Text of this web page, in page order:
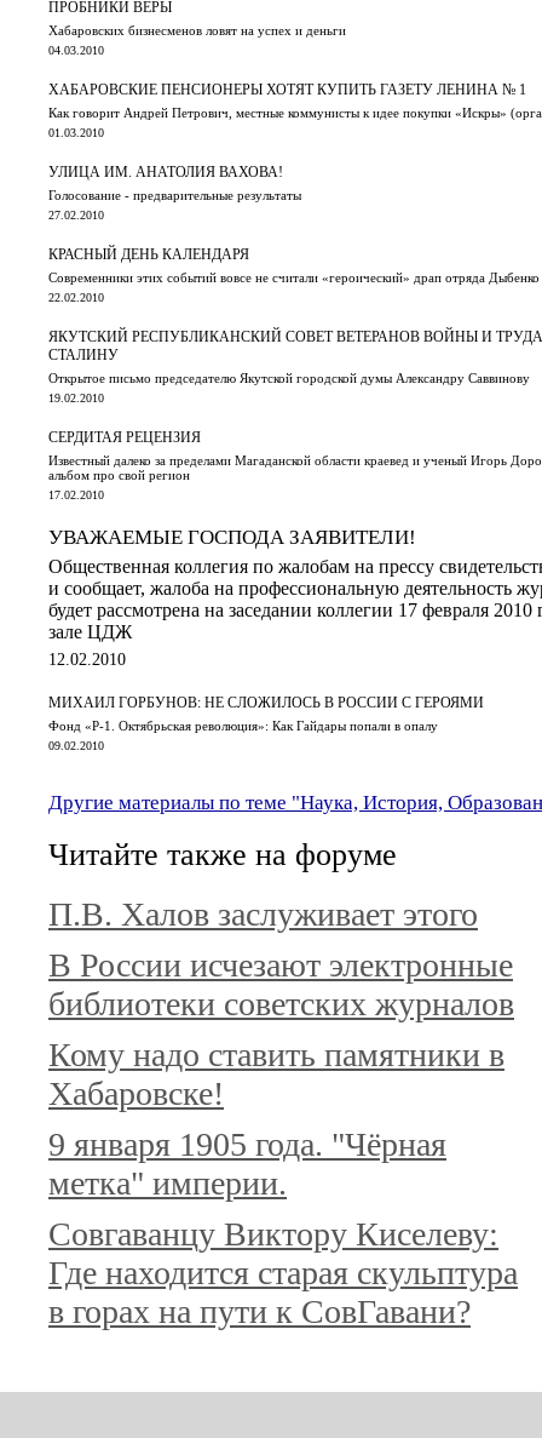
ПРОБНИКИ ВЕРЫ
Хабаровских бизнесменов ловят на успех и деньги
04.03.2010
ХАБАРОВСКИЕ ПЕНСИОНЕРЫ ХОТЯТ КУПИТЬ ГАЗЕТУ ЛЕНИНА № 1
Как говорит Андрей Петрович, местные коммунисты к идее покупки «Искры»
01.03.2010
УЛИЦА ИМ. АНАТОЛИЯ ВАХОВА!
Голосование - предварительные результаты
27.02.2010
КРАСНЫЙ ДЕНЬ КАЛЕНДАРЯ
Современники этих событий вовсе не считали «героический» драп отряда
22.02.2010
ЯКУТСКИЙ РЕСПУБЛИКАНСКИЙ СОВЕТ ВЕТЕРАНОВ ВОЙНЫ И
СТАЛИНУ
Открытое письмо председателю Якутской городской думы Александру Саввинову
19.02.2010
СЕРДИТАЯ РЕЦЕНЗИЯ
Известный далеко за пределами Магаданской области краевед и ученый Игорь
альбом про свой регион
17.02.2010
УВАЖАЕМЫЕ ГОСПОДА ЗАЯВИТЕЛИ!
Общественная коллегия по жалобам на прессу
и сообщает, жалоба на профессиональную деятельность
будет рассмотрена на заседании коллегии 17 февраля
зале ЦДЖ
12.02.2010
МИХАИЛ ГОРБУНОВ: НЕ СЛОЖИЛОСЬ В РОССИИ С ГЕРОЯМИ
Фонд «Р-1. Октябрьская революция»: Как Гайдары попали в опалу
09.02.2010
Другие материалы по теме "Наука, История,
Читайте также на форуме
П.В. Халов заслуживает этого
В России исчезают электронные
библиотеки советских журналов
Кому надо ставить памятники в
Хабаровске!
9 января 1905 года. "Чёрная
метка" империи.
Совгаванцу Виктору Киселеву:
Где находится старая скульптура
в горах на пути к СовГавани?